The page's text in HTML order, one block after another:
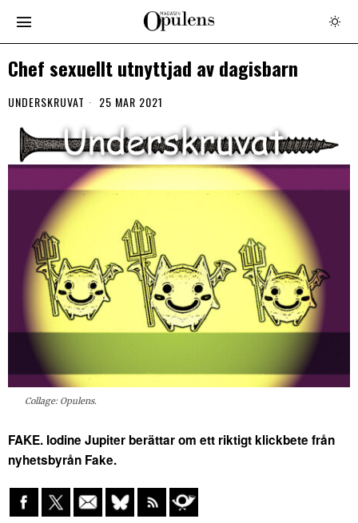
Chef sexuellt utnyttjad av dagisbarn
UNDERSKRUVAT 25 MAR 2021
Collage: Opulens.
FAKE. Iodine Jupiter berättar om ett riktigt klickbete från
nyhetsbyrån Fake.